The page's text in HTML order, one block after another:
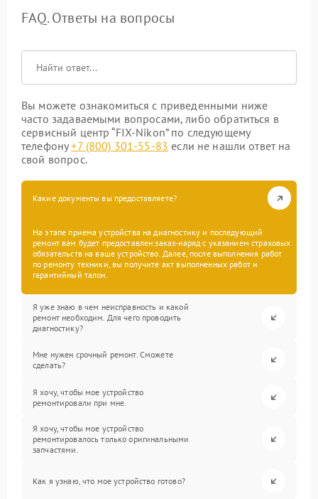
FAQ. Ответы на вопросы
Вы можете ознакомиться с приведенными ниже
часто задаваемыми вопросами, либо обратиться в
сервисный центр “FIX-Nikon” по следующему
телефону+7 (800) 301-55-83 если не нашли ответ на
свой вопрос.
Какие документы вы предоставляете?
На этапе приема устройства на диагностику и последующий
ремонт вам будет предоставлен заказ-наряд с указанием страховых
обязательств на ваше устройство. Далее, после выполнения работ
по ремонту техники, вы получите акт выполненных работ и
гарантийный талон.
Я уже знаю в чем неисправность и какой
ремонт необходим. Для чего проводить
диагностику?
Мне нужен срочный ремонт. Сможете
сделать?
Я хочу, чтобы мое устройство
ремонтировали при мне.
Я хочу, чтобы мое устройство
ремонтировалось только оригинальными
запчастями.
Как я узнаю, что мое устройство готово?